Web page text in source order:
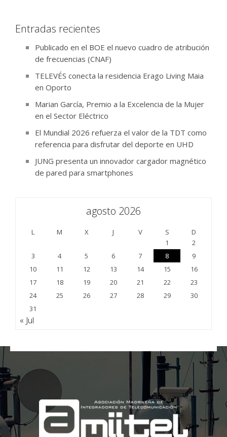
Entradas recientes
Publicado en el BOE el nuevo cuadro de atribución
de frecuencias (CNAF)
TELEVÉS conecta la residencia Erago Living Maia
en Oporto
Marian García, Premio a la Excelencia de la Mujer
en el Sector Eléctrico
El Mundial 2026 refuerza el valor de la TDT como
referencia para disfrutar del deporte en UHD
JUNG presenta un innovador cargador magnético
de pared para smartphones
agosto 2026
L M X J V S
D
1
2
3
4 5 6 7 8
9
10
11 12 13 14 15
16
17
18 19 20 21 22
23
24
25 26 27 28 29
30
31
« Jul
;